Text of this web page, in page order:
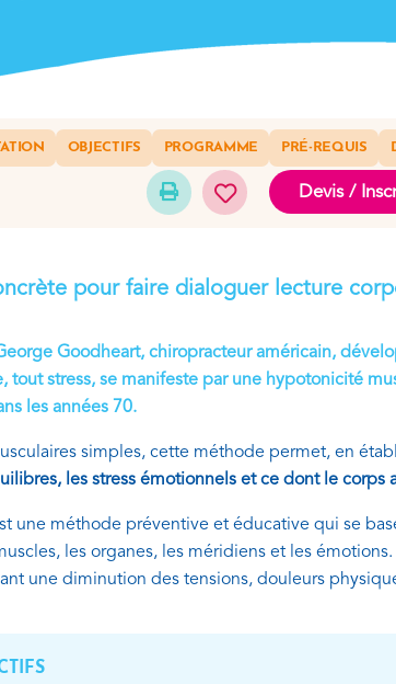
OBJECTIFS PROGRAMME PRÉ-REQUIS
Devis /
pour faire dialoguer lecture
Goodheart, chiropracteur américain,
tout stress, se manifeste par une hypotonicité
les années 70.
simples, cette méthode permet, en
les stress émotionnels et ce dont le corps
une méthode préventive et éducative qui se
les organes, les méridiens et les
une diminution des tensions, douleurs